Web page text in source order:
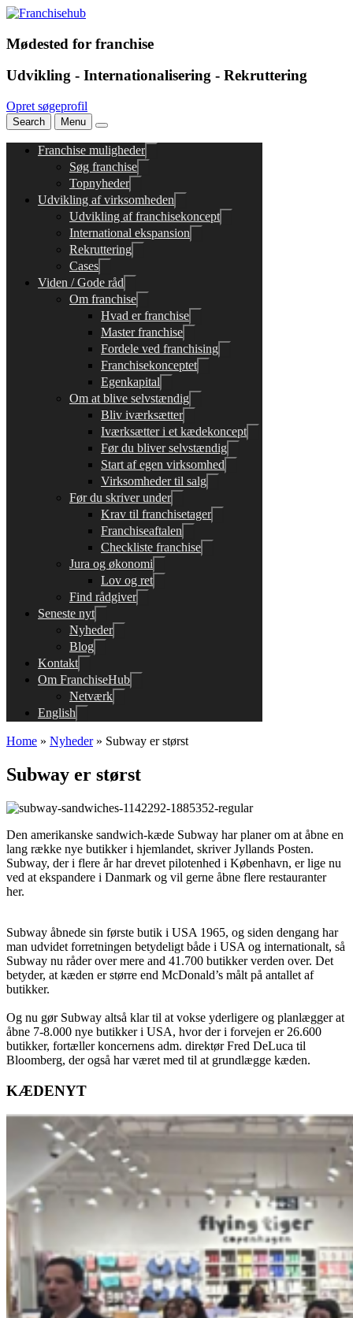
Mødested for franchise
Udvikling - Internationalisering - Rekruttering
Opret søgeprofil
Search Menu
Franchise muligheder
Søg franchise
Topnyheder
Udvikling af virksomheden
Udvikling af franchisekoncept
International ekspansion
Rekruttering
Cases
Viden / Gode råd
Om franchise
Hvad er franchise
Master franchise
Fordele ved franchising
Franchisekonceptet
Egenkapital
Om at blive selvstændig
Bliv iværksætter
Iværksætter i et kædekoncept
Før du bliver selvstændig
Start af egen virksomhed
Virksomheder til salg
Før du skriver under
Krav til franchisetager
Franchiseaftalen
Checkliste franchise
Jura og økonomi
Lov og ret
Find rådgiver
Seneste nyt
Nyheder
Blog
Kontakt
Om FranchiseHub
Netværk
English
Home » Nyheder» Subway er størst
Subway er størst
Den amerikanske sandwich-kæde Subway har planer om at åbne en
lang række nye butikker i hjemlandet, skriver Jyllands Posten.
Subway, der i flere år har drevet pilotenhed i København, er lige nu
ved at ekspandere i Danmark og vil gerne åbne flere restauranter
her.
Subway åbnede sin første butik i USA 1965, og siden dengang har
man udvidet forretningen betydeligt både i USA og internationalt, så
Subway nu råder over mere and 41.700 butikker verden over. Det
betyder, at kæden er større end McDonald’s målt på antallet af
butikker.
Og nu gør Subway altså klar til at vokse yderligere og planlægger at
åbne 7-8.000 nye butikker i USA, hvor der i forvejen er 26.600
butikker, fortæller koncernens adm. direktør Fred DeLuca til
Bloomberg, der også har været med til at grundlægge kæden.
KÆDENYT